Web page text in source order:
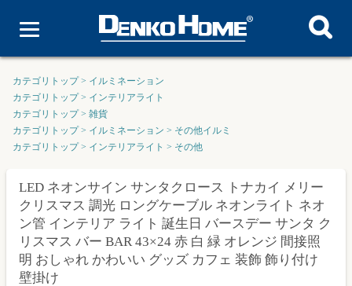
カテゴリトップ > イルミネーション
カテゴリトップ > インテリアライト
カテゴリトップ > 雑貨
カテゴリトップ > イルミネーション > その他イルミ
カテゴリトップ > インテリアライト > その他
LED ネオンサイン サンタクロース トナカイ メリー
クリスマス 調光 ロングケーブル ネオンライト ネオ
ン管 インテリア ライト 誕生日 バースデー サンタ ク
リスマス バー BAR 43×24 赤 白 緑 オレンジ 間接照
明 おしゃれ かわいい グッズ カフェ 装飾 飾り付け
壁掛け